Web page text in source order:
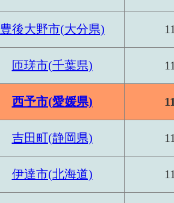
豊後大野市(大分県)
匝瑳市(千葉県)
西予市(愛媛県)
吉田町(静岡県)
伊達市(北海道)